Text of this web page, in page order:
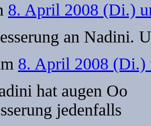
8. April 2008 (Di.)
an Nadini.
8. April 2008 (Di.)
hat augen Oo
jedenfalls